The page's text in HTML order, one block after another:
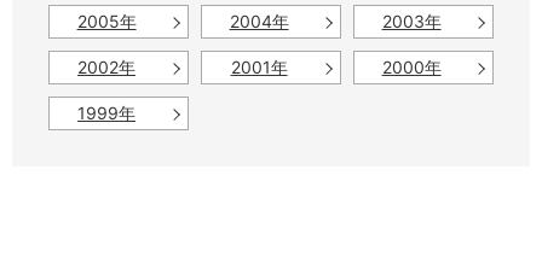
2005年 2004年 2003年
2002年 2001年 2000年
1999年